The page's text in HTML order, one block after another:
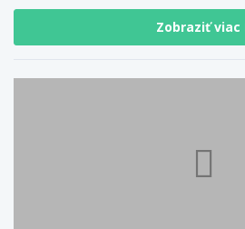
Zobraziť viac